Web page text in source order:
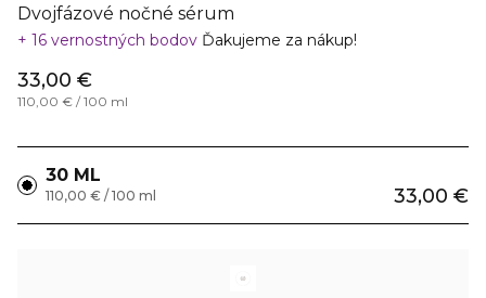
Dvojfázové nočné sérum
16 vernostných bodov Ďakujeme za nákup!
33,00 €
110,00 € / 100 ml
30 ML
33,00 €
110,00 € / 100 ml